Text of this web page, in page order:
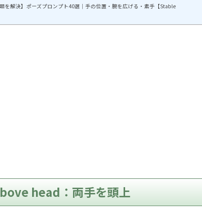
を解決】ポーズプロンプト40選｜手の位置・腕を広げる・素手【Stable
head：両手を頭上